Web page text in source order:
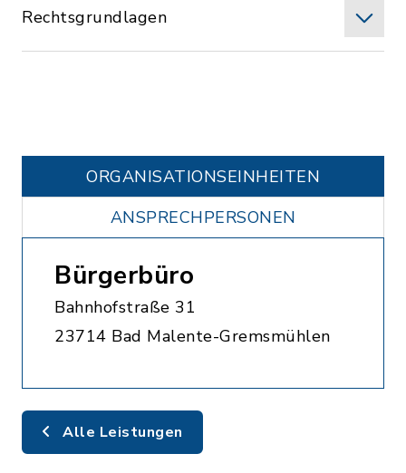
Rechtsgrundlagen
ORGANISATIONS­EINHEITEN
ANSPRECHPERSONEN
Bürgerbüro
Bahnhofstraße 31
23714 Bad Malente-Gremsmühlen
Alle Leistungen